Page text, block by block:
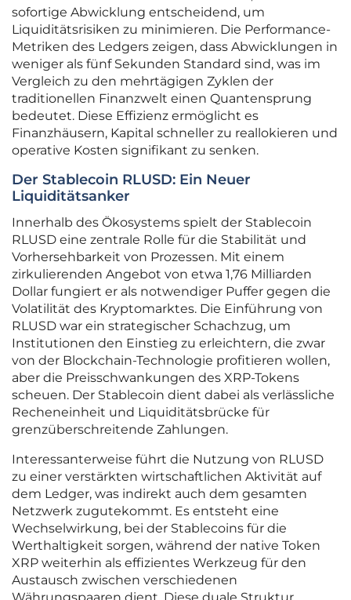
sofortige Abwicklung entscheidend, um
Liquiditätsrisiken zu minimieren. Die Performance-
Metriken des Ledgers zeigen, dass Abwicklungen in
weniger als fünf Sekunden Standard sind, was im
Vergleich zu den mehrtägigen Zyklen der
traditionellen Finanzwelt einen Quantensprung
bedeutet. Diese Effizienz ermöglicht es
Finanzhäusern, Kapital schneller zu reallokieren und
operative Kosten signifikant zu senken.
Der Stablecoin RLUSD: Ein Neuer
Liquiditätsanker
Innerhalb des Ökosystems spielt der Stablecoin
RLUSD eine zentrale Rolle für die Stabilität und
Vorhersehbarkeit von Prozessen. Mit einem
zirkulierenden Angebot von etwa 1,76 Milliarden
Dollar fungiert er als notwendiger Puffer gegen die
Volatilität des Kryptomarktes. Die Einführung von
RLUSD war ein strategischer Schachzug, um
Institutionen den Einstieg zu erleichtern, die zwar
von der Blockchain-Technologie profitieren wollen,
aber die Preisschwankungen des XRP-Tokens
scheuen. Der Stablecoin dient dabei als verlässliche
Recheneinheit und Liquiditätsbrücke für
grenzüberschreitende Zahlungen.
Interessanterweise führt die Nutzung von RLUSD
zu einer verstärkten wirtschaftlichen Aktivität auf
dem Ledger, was indirekt auch dem gesamten
Netzwerk zugutekommt. Es entsteht eine
Wechselwirkung, bei der Stablecoins für die
Werthaltigkeit sorgen, während der native Token
XRP weiterhin als effizientes Werkzeug für den
Austausch zwischen verschiedenen